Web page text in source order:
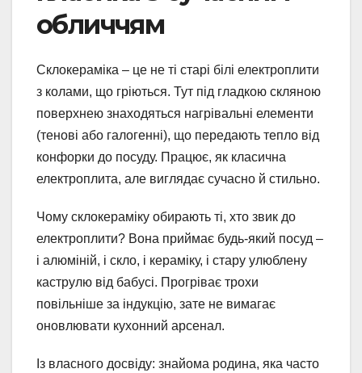
обличчям
Склокераміка – це не ті старі білі електроплити
з колами, що гріються. Тут під гладкою скляною
поверхнею знаходяться нагрівальні елементи
(тенові або галогенні), що передають тепло від
конфорки до посуду. Працює, як класична
електроплита, але виглядає сучасно й стильно.
Чому склокераміку обирають ті, хто звик до
електроплити? Вона приймає будь-який посуд –
і алюміній, і скло, і кераміку, і стару улюблену
каструлю від бабусі. Прогріває трохи
повільніше за індукцію, зате не вимагає
оновлювати кухонний арсенал.
Із власного досвіду: знайома родина, яка часто